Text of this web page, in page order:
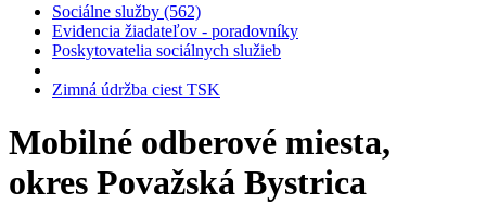
Sociálne služby (562)
Evidencia žiadateľov - poradovníky
Poskytovatelia sociálnych služieb
Zimná údržba ciest TSK
Mobilné odberové miesta,
okres Považská Bystrica